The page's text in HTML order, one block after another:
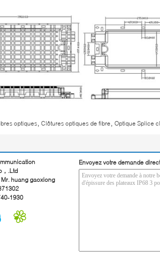
optiques Clôtures optiques de fibre Optique Splice
，.Ltd
Mr. huang gaoxiong
1930
Envoyez votre demande